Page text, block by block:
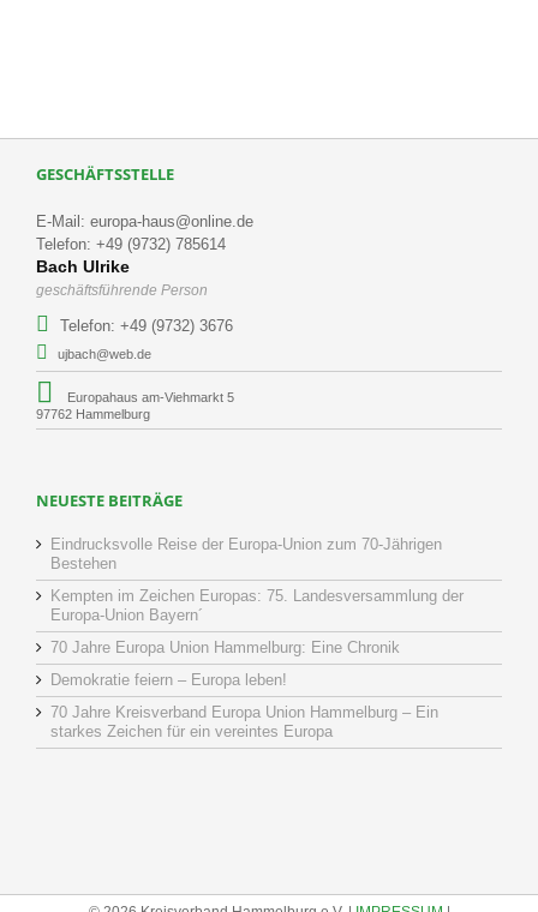
GESCHÄFTSSTELLE
E-Mail: europa-haus@online.de
Telefon: +49 (9732) 785614
Bach Ulrike
geschäftsführende Person
Telefon: +49 (9732) 3676
ujbach@web.de
Europahaus am-Viehmarkt 5
97762 Hammelburg
NEUESTE BEITRÄGE
Eindrucksvolle Reise der Europa-Union zum 70-Jährigen
Bestehen
Kempten im Zeichen Europas: 75. Landesversammlung der
Europa-Union Bayern´
70 Jahre Europa Union Hammelburg: Eine Chronik
Demokratie feiern – Europa leben!
70 Jahre Kreisverband Europa Union Hammelburg – Ein
starkes Zeichen für ein vereintes Europa